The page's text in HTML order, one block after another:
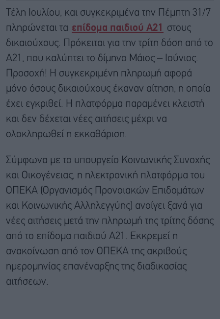
Τέλη Ιουλίου, και συγκεκριμένα την Πέμπτη 31/7
πληρώνεται τα επίδομα παιδιού Α21
στους
δικαιούχους. Πρόκειται για την τρίτη δόση από το
Α21, που καλύπτει το δίμηνο Μάιος – Ιούνιος.
Προσοχή! Η συγκεκριμένη πληρωμή αφορά
μόνο όσους δικαιούχους έκαναν αίτηση, η οποία
έχει εγκριθεί. Η πλατφόρμα παραμένει κλειστή
και δεν δέχεται νέες αιτήσεις μέχρι να
ολοκληρωθεί η εκκαθάριση.
Σύμφωνα με το υπουργείο Κοινωνικής Συνοχής
και Οικογένειας, η ηλεκτρονική πλατφόρμα του
ΟΠΕΚΑ (Οργανισμός Προνοιακών Επιδομάτων
και Κοινωνικής Αλληλεγγύης) ανοίγει ξανά για
νέες αιτήσεις μετά την πληρωμή της τρίτης δόσης
από το επίδομα παιδιού Α21. Εκκρεμεί η
ανακοίνωση από τον ΟΠΕΚΑ της ακριβούς
ημερομηνίας επανέναρξης της διαδικασίας
αιτήσεων.